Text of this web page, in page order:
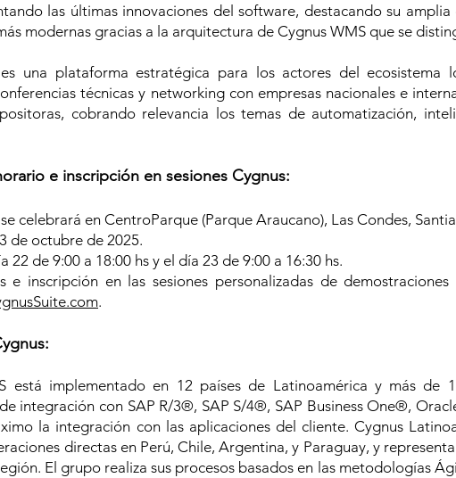
las últimas innovaciones del software, destacando su
modernas gracias a la arquitectura de Cygnus WMS que se
es una plataforma estratégica para los actores del
técnicas y networking con empresas nacionales e
cobrando relevancia los temas de automatización,
e inscripción en sesiones Cygnus:
celebrará en CentroParque (Parque Araucano), Las Condes,
de octubre de 2025.
22 de 9:00 a 18:00 hs y el día 23 de 9:00 a 16:30 hs.
e inscripción en las sesiones personalizadas de
.
está implementado en 12 países de Latinoamérica y más de
integración con SAP R/3®, SAP S/4®, SAP Business One®,
la integración con las aplicaciones del cliente. Cygnus
directas en Perú, Chile, Argentina, y Paraguay, y
El grupo realiza sus procesos basados en las metodologías